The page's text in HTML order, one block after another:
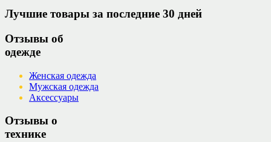
Лучшие товары за последние 30 дней
Отзывы об
одежде
Женская одежда
Мужская одежда
Аксессуары
Отзывы о
технике